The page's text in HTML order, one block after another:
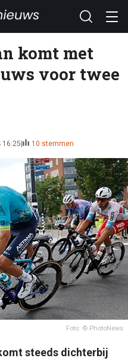
komt met
voor twee
16:25 10 stemmen
Foto: © PhotoNews
steeds dichterbij